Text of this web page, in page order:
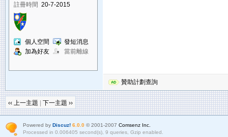
註冊時間 20-7-2015
個人空間
發短消息
加為好友
當前離線
贊助計劃查詢
‹‹ 上一主題 下一主題 ››
Powered by Discuz! 6.0.0© 2001-2007 Comsenz Inc.
Processed in 0.006405 second(s), 9 queries, Gzip enabled.